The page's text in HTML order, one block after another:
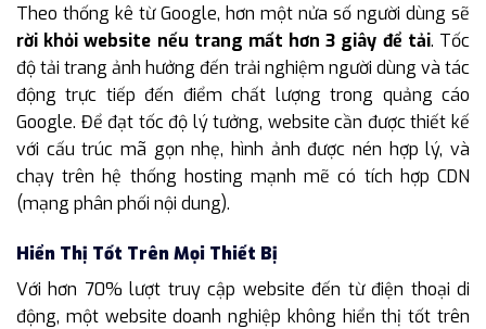
Theo thống kê từ Google, hơn một nửa số người dùng sẽ
rời khỏi website nếu trang mất hơn 3 giây để tải. Tốc
độ tải trang ảnh hưởng đến trải nghiệm người dùng và tác
động trực tiếp đến điểm chất lượng trong quảng cáo
Google. Để đạt tốc độ lý tưởng, website cần được thiết kế
với cấu trúc mã gọn nhẹ, hình ảnh được nén hợp lý, và
chạy trên hệ thống hosting mạnh mẽ có tích hợp CDN
(mạng phân phối nội dung).
Hiển Thị Tốt Trên Mọi Thiết Bị
Với hơn 70% lượt truy cập website đến từ điện thoại di
động, một website doanh nghiệp không hiển thị tốt trên